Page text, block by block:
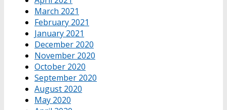
March 2021
February 2021
January 2021
December 2020
November 2020
October 2020
September 2020
August 2020
May 2020